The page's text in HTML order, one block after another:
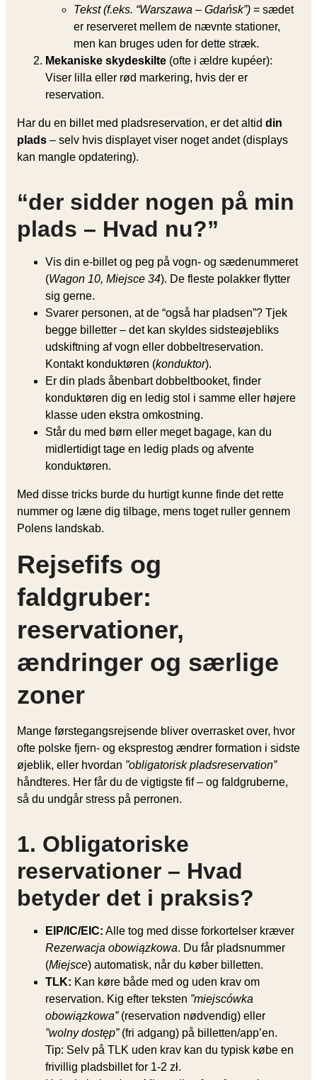
Tekst (f.eks. “Warszawa – Gdańsk”) = sædet
er reserveret mellem de nævnte stationer,
men kan bruges uden for dette stræk.
Mekaniske skydeskilte (ofte i ældre kupéer):
Viser lilla eller rød markering, hvis der er
reservation.
Har du en billet med pladsreservation, er det altid din
plads – selv hvis displayet viser noget andet (displays
kan mangle opdatering).
“der sidder nogen på min
plads – Hvad nu?”
Vis din e-billet og peg på vogn- og sædenummeret
(Wagon 10, Miejsce 34). De fleste polakker flytter
sig gerne.
Svarer personen, at de “også har pladsen”? Tjek
begge billetter – det kan skyldes sidsteøjebliks
udskiftning af vogn eller dobbeltreservation.
Kontakt konduktøren (konduktor).
Er din plads åbenbart dobbeltbooket, finder
konduktøren dig en ledig stol i samme eller højere
klasse uden ekstra omkostning.
Står du med børn eller meget bagage, kan du
midlertidigt tage en ledig plads og afvente
konduktøren.
Med disse tricks burde du hurtigt kunne finde det rette
nummer og læne dig tilbage, mens toget ruller gennem
Polens landskab.
Rejsefifs og
faldgruber:
reservationer,
ændringer og særlige
zoner
Mange førstegangs­rejsende bliver overrasket over, hvor
ofte polske fjern- og eksprestog ændrer formation i sidste
øjeblik, eller hvordan ”obligatorisk pladsreservation”
håndteres. Her får du de vigtigste fif – og faldgruberne,
så du undgår stress på perronen.
1. Obligatoriske
reservationer – Hvad
betyder det i praksis?
EIP/IC/EIC: Alle tog med disse forkortelser kræver
Rezerwacja obowiązkowa. Du får pladsnummer
(Miejsce) automatisk, når du køber billetten.
TLK: Kan køre både med og uden krav om
reservation. Kig efter teksten ”miejscówka
obowiązkowa”(reservation nødvendig) eller
”wolny dostęp”(fri adgang) på billetten/app’en.
Tip: Selv på TLK uden krav kan du typisk købe en
frivillig pladsbillet for 1-2 zł.